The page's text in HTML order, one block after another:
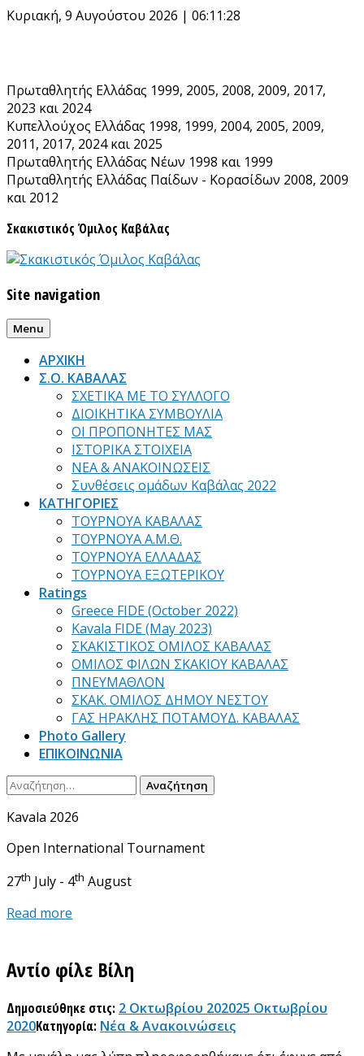
Skip
Κυριακή, 9 Αυγούστου 2026 | 06:11:29
Πρωταθλητής Ελλάδας 1999, 2005, 2008, 2009, 2017,
2023 και 2024
Κυπελλούχος Ελλάδας 1998, 1999, 2004, 2005, 2009,
2011, 2017, 2024 και 2025
Πρωταθλητής Ελλάδας Νέων 1998 και 1999
Πρωταθλητής Ελλάδας Παίδων - Κορασίδων 2008, 2009
και 2012
Σκακιστικός Όμιλος Καβάλας
Site navigation
Menu
ΑΡΧΙΚΗ
Σ.Ο. ΚΑΒΑΛΑΣ
ΣΧΕΤΙΚΑ ΜΕ ΤΟ ΣΥΛΛΟΓΟ
ΔΙΟΙΚΗΤΙΚΑ ΣΥΜΒΟΥΛΙΑ
ΟΙ ΠΡΟΠΟΝΗΤΕΣ ΜΑΣ
ΙΣΤΟΡΙΚΑ ΣΤΟΙΧΕΙΑ
ΝΕΑ & ΑΝΑΚΟΙΝΩΣΕΙΣ
Συνθέσεις ομάδων Καβάλας 2022
ΚΑΤΗΓΟΡΙΕΣ
ΤΟΥΡΝΟΥΑ ΚΑΒΑΛΑΣ
ΤΟΥΡΝΟΥΑ Α.Μ.Θ.
ΤΟΥΡΝΟΥΑ ΕΛΛΑΔΑΣ
ΤΟΥΡΝΟΥΑ ΕΞΩΤΕΡΙΚΟΥ
Ratings
Greece FIDE (October 2022)
Kavala FIDE (May 2023)
ΣΚΑΚΙΣΤΙΚΟΣ ΟΜΙΛΟΣ ΚΑΒΑΛΑΣ
ΟΜΙΛΟΣ ΦΙΛΩΝ ΣΚΑΚΙΟΥ ΚΑΒΑΛΑΣ
ΠΝΕΥΜΑΘΛΟΝ
ΣΚΑΚ. ΟΜΙΛΟΣ ΔΗΜΟΥ ΝΕΣΤΟΥ
ΓΑΣ ΗΡΑΚΛΗΣ ΠΟΤΑΜΟΥΔ. ΚΑΒΑΛΑΣ
Photo Gallery
ΕΠΙΚΟΙΝΩΝΙΑ
Αναζήτηση
Kavala 2026
Open International Tournament
27th July - 4th August
Read more
Αντίο φίλε Βίλη
Δημοσιεύθηκε στις: 2 Οκτωβρίου 202025 Οκτωβρίου
2020Κατηγορία: Νέα & Ανακοινώσεις